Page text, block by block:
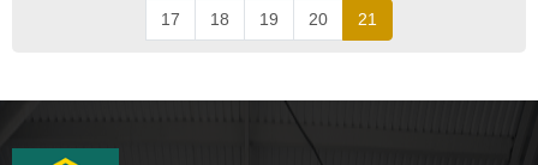
17 18 19 20 21